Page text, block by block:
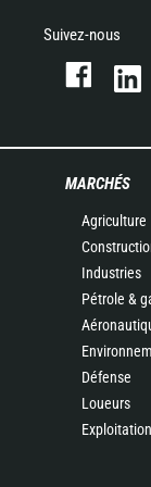
Suivez-nous
MARCHÉS
Agriculture
Industries
Pétrole &
Défense
Loueurs